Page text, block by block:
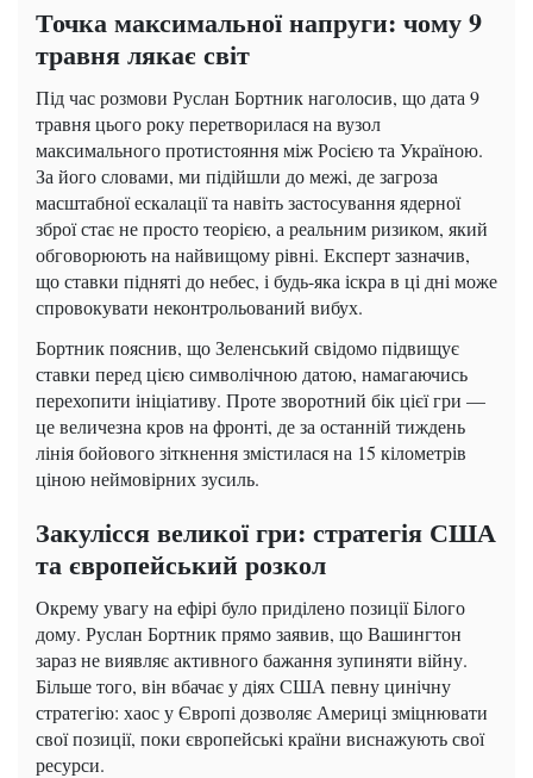
Точка максимальної напруги: чому 9
травня лякає світ
Під час розмови Руслан Бортник наголосив, що дата 9
травня цього року перетворилася на вузол
максимального протистояння між Росією та Україною.
За його словами, ми підійшли до межі, де загроза
масштабної ескалації та навіть застосування ядерної
зброї стає не просто теорією, а реальним ризиком, який
обговорюють на найвищому рівні. Експерт зазначив,
що ставки підняті до небес, і будь-яка іскра в ці дні може
спровокувати неконтрольований вибух.
Бортник пояснив, що Зеленський свідомо підвищує
ставки перед цією символічною датою, намагаючись
перехопити ініціативу. Проте зворотний бік цієї гри —
це величезна кров на фронті, де за останній тиждень
лінія бойового зіткнення змістилася на 15 кілометрів
ціною неймовірних зусиль.
Закулісся великої гри: стратегія США
та європейський розкол
Окрему увагу на ефірі було приділено позиції Білого
дому. Руслан Бортник прямо заявив, що Вашингтон
зараз не виявляє активного бажання зупиняти війну.
Більше того, він вбачає у діях США певну цинічну
стратегію: хаос у Європі дозволяє Америці зміцнювати
свої позиції, поки європейські країни виснажують свої
ресурси.